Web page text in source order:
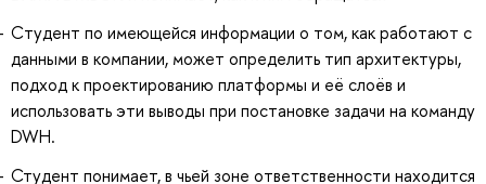
Cтудент по имеющейся информации о том, как работают с
данными в компании, может определить тип архитектуры,
подход к проектированию платформы и её слоёв и
использовать эти выводы при постановке задачи на команду
DWH.
Студент понимает, в чьей зоне ответственности находится